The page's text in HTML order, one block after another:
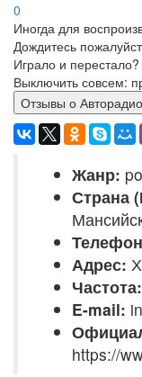
0
Иногда для
Дождитесь
Играло и
Выключить совсем:
Отзывы о
Жанр:
Страна
Адрес:
Частота:
E-mail:
https://